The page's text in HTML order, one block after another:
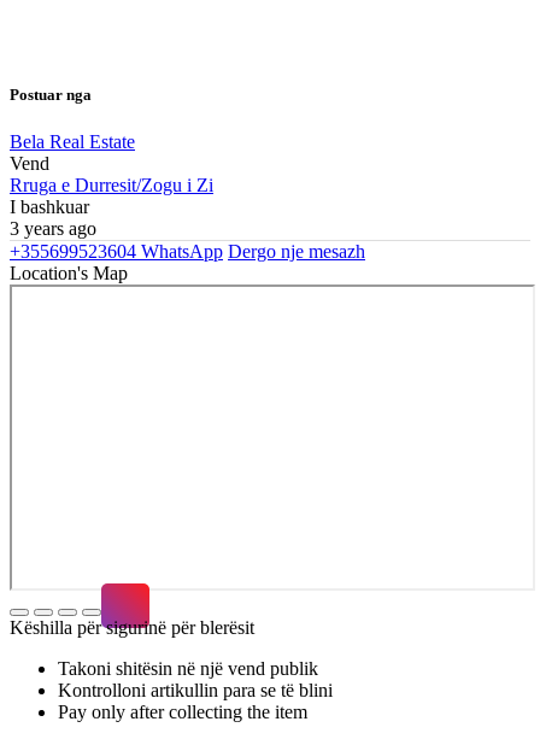
Postuar nga
Bela Real Estate
Vend
Rruga e Durresit/Zogu i Zi
I bashkuar
3 years ago
+355699523604 WhatsApp Dergo nje mesazh
Location's Map
Këshilla për sigurinë për blerësit
Takoni shitësin në një vend publik
Kontrolloni artikullin para se të blini
Pay only after collecting the item